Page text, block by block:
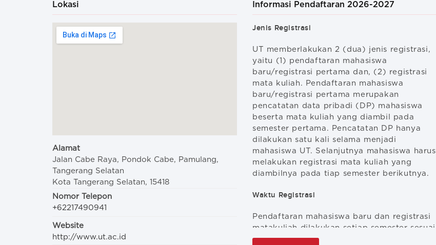
Lokasi
Alamat
Jalan Cabe Raya, Pondok Cabe, Pamulang,
Tangerang Selatan
Kota Tangerang Selatan, 15418
Nomor Telepon
+62217490941
Website
http://www.ut.ac.id
Informasi Pendaftaran 2026-2027
Jenis Registrasi
UT memberlakukan 2 (dua) jenis registrasi,
yaitu (1) pendaftaran mahasiswa
baru/registrasi pertama dan, (2) registrasi
mata kuliah. Pendaftaran mahasiswa
baru/registrasi pertama merupakan
pencatatan data pribadi (DP) mahasiswa
beserta mata kuliah yang diambil pada
semester pertama. Pencatatan DP hanya
dilakukan satu kali selama menjadi
mahasiswa UT. Selanjutnya mahasiswa harus
melakukan registrasi mata kuliah yang
diambilnya pada tiap semester berikutnya.
Waktu Registrasi
Pendaftaran mahasiswa baru dan registrasi
matakuliah dilakukan setiap semester sesuai
kalender akademik tahun berjalan.